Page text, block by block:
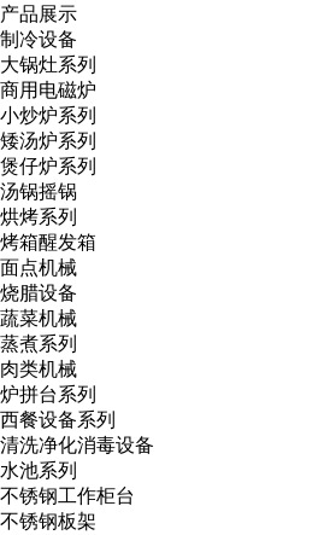
产品展示
制冷设备
大锅灶系列
商用电磁炉
小炒炉系列
矮汤炉系列
煲仔炉系列
汤锅摇锅
烘烤系列
烤箱醒发箱
面点机械
烧腊设备
蔬菜机械
蒸煮系列
肉类机械
炉拼台系列
西餐设备系列
清洗净化消毒设备
水池系列
不锈钢工作柜台
不锈钢板架